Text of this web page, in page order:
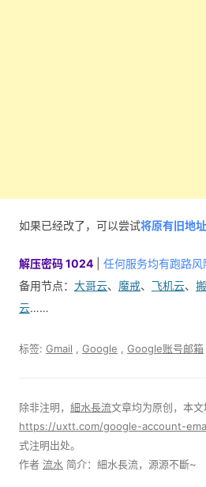
如果已经改了，可以尝试将原有旧地
解压密码 1024
任何服务均有跑路风
备用节点： 大哥云、 魔戒、 飞机云、
云……
标签: Gmail , Google , Google账号邮箱
除非注明， 細水長流文章均为原创，本文
https://uxtt.com/google-account-
式注明出处。
作者 流水 简介：細水長流，源源不斷~